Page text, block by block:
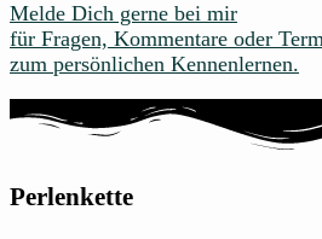
Melde Dich gerne bei mir
für Fragen, Kommentare oder
zum persönlichen Kennenlernen.
Perlenkette